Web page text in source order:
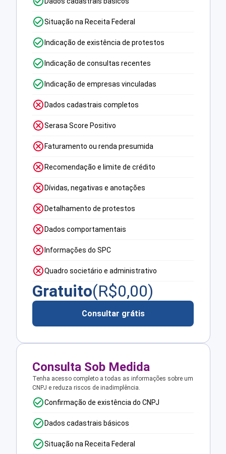
Situação na Receita Federal
Indicação de existência de protestos
Indicação de consultas recentes
Indicação de empresas vinculadas
Dados cadastrais completos
Serasa Score Positivo
Faturamento ou renda presumida
Recomendação e limite de crédito
Dívidas, negativas e anotações
Detalhamento de protestos
Dados comportamentais
Informações do SPC
Quadro societário e administrativo
Gratuito(R$0,00)
Consultar grátis
Consulta Sob Medida
Tenha acesso completo a todas as informações sobre um
CNPJ e reduza riscos de inadimplência.
Confirmação de existência do CNPJ
Dados cadastrais básicos
Situação na Receita Federal